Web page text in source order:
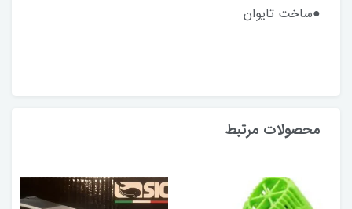
●ساخت تایوان
محصولات مرتبط